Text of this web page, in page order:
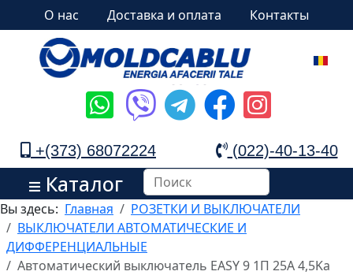
О нас Доставка и оплата Контакты
+(373) 68072224 (022)-40-13-40
Каталог
Вы здесь: Главная
РОЗЕТКИ И ВЫКЛЮЧАТЕЛИ
ВЫКЛЮЧАТЕЛИ АВТОМАТИЧЕСКИЕ И
ДИФФЕРЕНЦИАЛЬНЫЕ
Автоматический выключатель EASY 9 1П 25A 4,5Ka